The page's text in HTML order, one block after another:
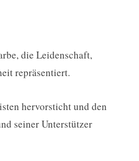
die Leidenschaft,
repräsentiert.
hervorsticht und den
seiner Unterstützer